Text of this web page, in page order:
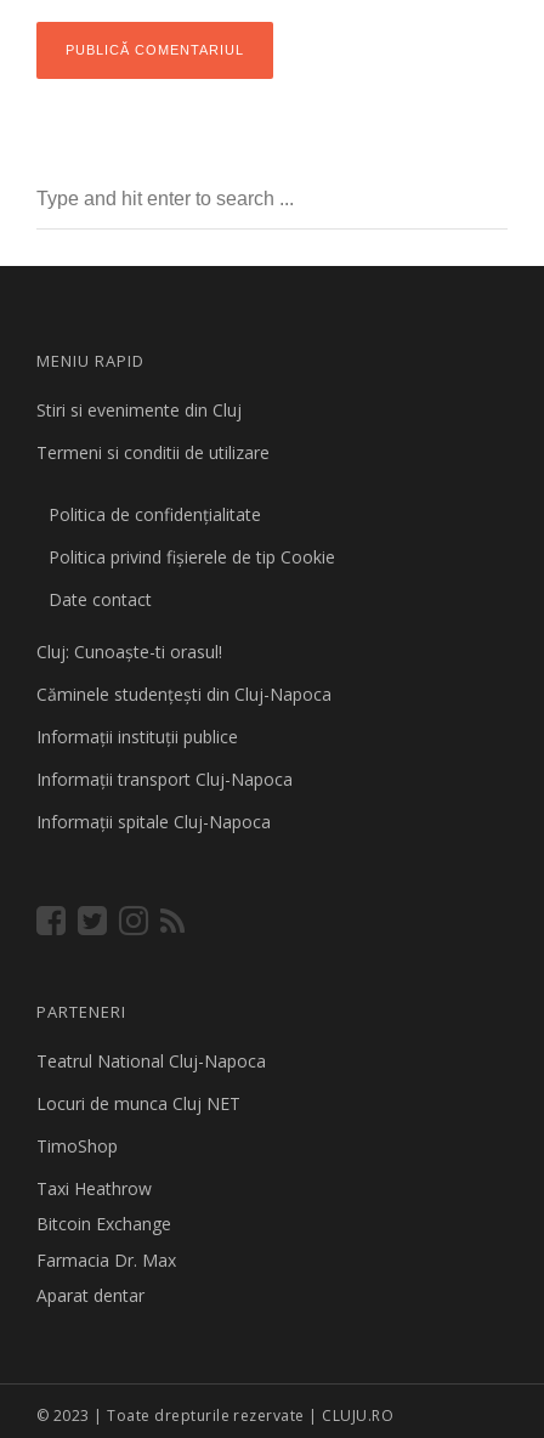
MENIU RAPID
Stiri si evenimente din Cluj
Termeni si conditii de utilizare
Politica de confidențialitate
Politica privind fişierele de tip Cookie
Date contact
Cluj: Cunoaşte-ti orasul!
Căminele studenţeşti din Cluj-Napoca
Informaţii instituţii publice
Informaţii transport Cluj-Napoca
Informaţii spitale Cluj-Napoca
PARTENERI
Teatrul National Cluj-Napoca
Locuri de munca Cluj NET
TimoShop
Taxi Heathrow
Bitcoin Exchange
Farmacia Dr. Max
Aparat dentar
© 2023 | Toate drepturile rezervate | CLUJU.RO